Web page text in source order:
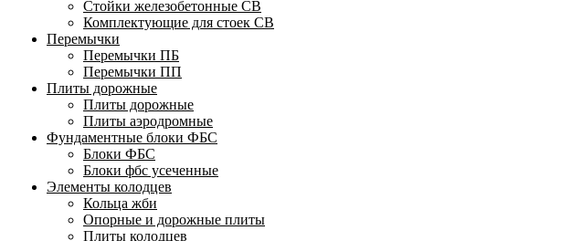
Стойки железобетонные СВ
Комплектующие для стоек СВ
Перемычки
Перемычки ПБ
Перемычки ПП
Плиты дорожные
Плиты дорожные
Плиты аэродромные
Фундаментные блоки ФБС
Блоки ФБС
Блоки фбс усеченные
Элементы колодцев
Кольца жби
Опорные и дорожные плиты
Плиты колодцев